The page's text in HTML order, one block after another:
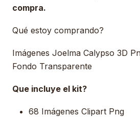
compra.
Qué estoy comprando?
Imágenes Joelma Calypso 3D
Fondo Transparente
Que incluye el kit?
68 Imágenes Clipart Png